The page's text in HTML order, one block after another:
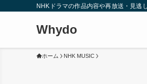
NHKドラマの作品内容や再放送・見逃
Whydo
ホーム NHK MUSIC